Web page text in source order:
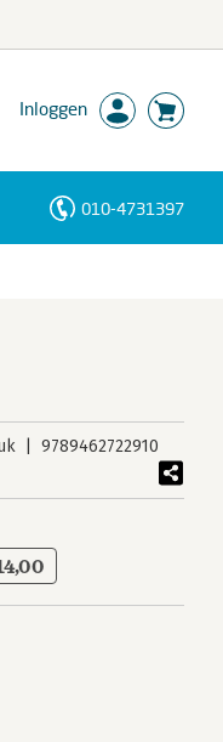
Inloggen
010-4731397
9789462722910